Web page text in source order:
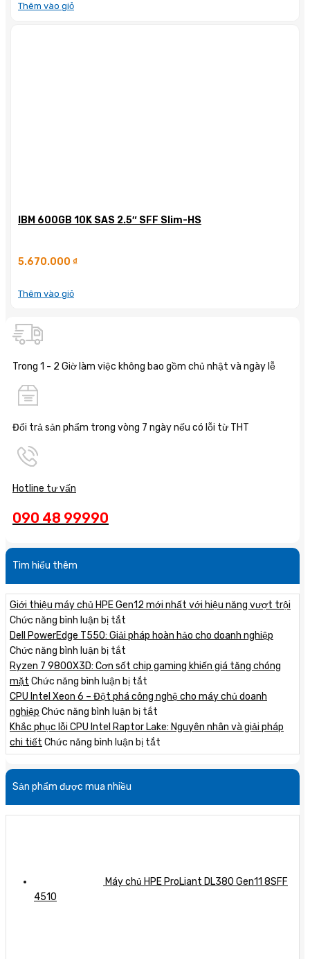
Thêm vào giỏ
IBM 600GB 10K SAS 2.5″ SFF Slim-HS
5.670.000 ₫
Thêm vào giỏ
Trong 1 - 2 Giờ làm việc không bao gồm chủ nhật và ngày lễ
Đổi trả sản phẩm trong vòng 7 ngày nếu có lỗi từ THT
Hotline tư vấn
090 48 99990
Tìm hiểu thêm
Giới thiệu máy chủ HPE Gen12 mới nhất với hiệu năng vượt trội
Chức năng bình luận bị tắt
Giới
máy
chủ
HPE
Gen12
mới
nhất
với
hiệu
năng
vượt
trội
Dell PowerEdge T550: Giải pháp hoàn hảo cho doanh nghiệp
Chức năng bình luận bị tắt
Dell
PowerEdge
T550:
Giải
pháp
hoàn
hảo
cho
doanh
nghiệp
Ryzen 7 9800X3D: Cơn sốt chip gaming khiến giá tăng chóng
mặt Chức năng bình luận bị tắt
Ryzen
7
9800X3D:
Cơn
sốt
chip
khiến
giá
CPU Intel Xeon 6 – Đột phá công nghệ cho máy chủ doanh
nghiệp Chức năng bình luận bị tắt
CPU
Intel
Xeon
6
Đột
phá
máy
Khắc phục lỗi CPU Intel Raptor Lake: Nguyên nhân và giải pháp
chi tiết Chức năng bình luận bị tắt
Khắc
phục
CPU
Intel
nhân
Sản phẩm được mua nhiều
Máy chủ HPE ProLiant DL380 Gen11 8SFF
4510